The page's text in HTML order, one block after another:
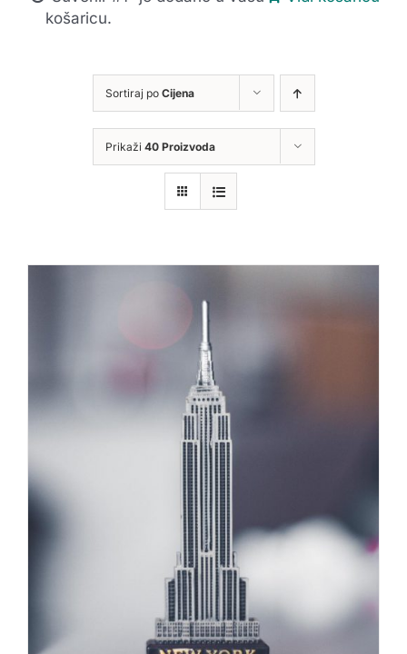
košaricu.
Sortiraj po Cijena
Prikaži 40 Proizvoda